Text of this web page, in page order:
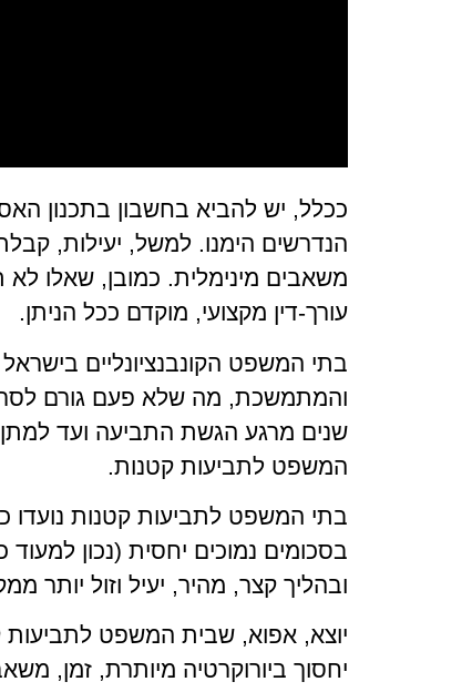
ככלל, יש להביא בחשבון בתכנון
הנדרשים הימנו. למשל, יעילות,
משאבים מינימלית. כמובן, שאלו לא
עורך-דין מקצועי, מוקדם ככל הניתן.
בתי המשפט הקונבנציונליים
והמתמשכת, מה שלא פעם גורם
שנים מרגע הגשת התביעה ועד
המשפט לתביעות קטנות.
בתי המשפט לתביעות קטנות נועדו
ובהליך קצר, מהיר, יעיל וזול יותר
יוצא, אפוא, שבית המשפט לתביעות
יחסוך ביורוקרטיה מיותרת, זמן,